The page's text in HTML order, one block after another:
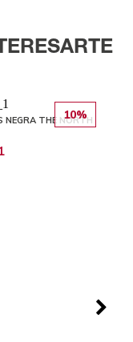
10%
NEGRA THE NORTH